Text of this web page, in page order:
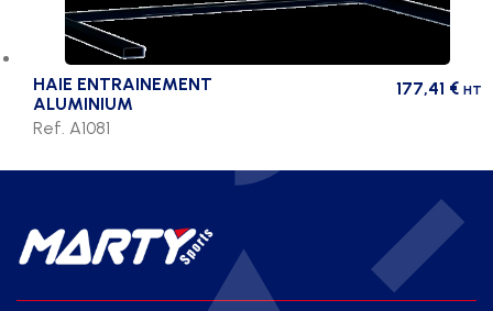
HAIE ENTRAINEMENT
ALUMINIUM
177,41 € HT
Ref. A1081